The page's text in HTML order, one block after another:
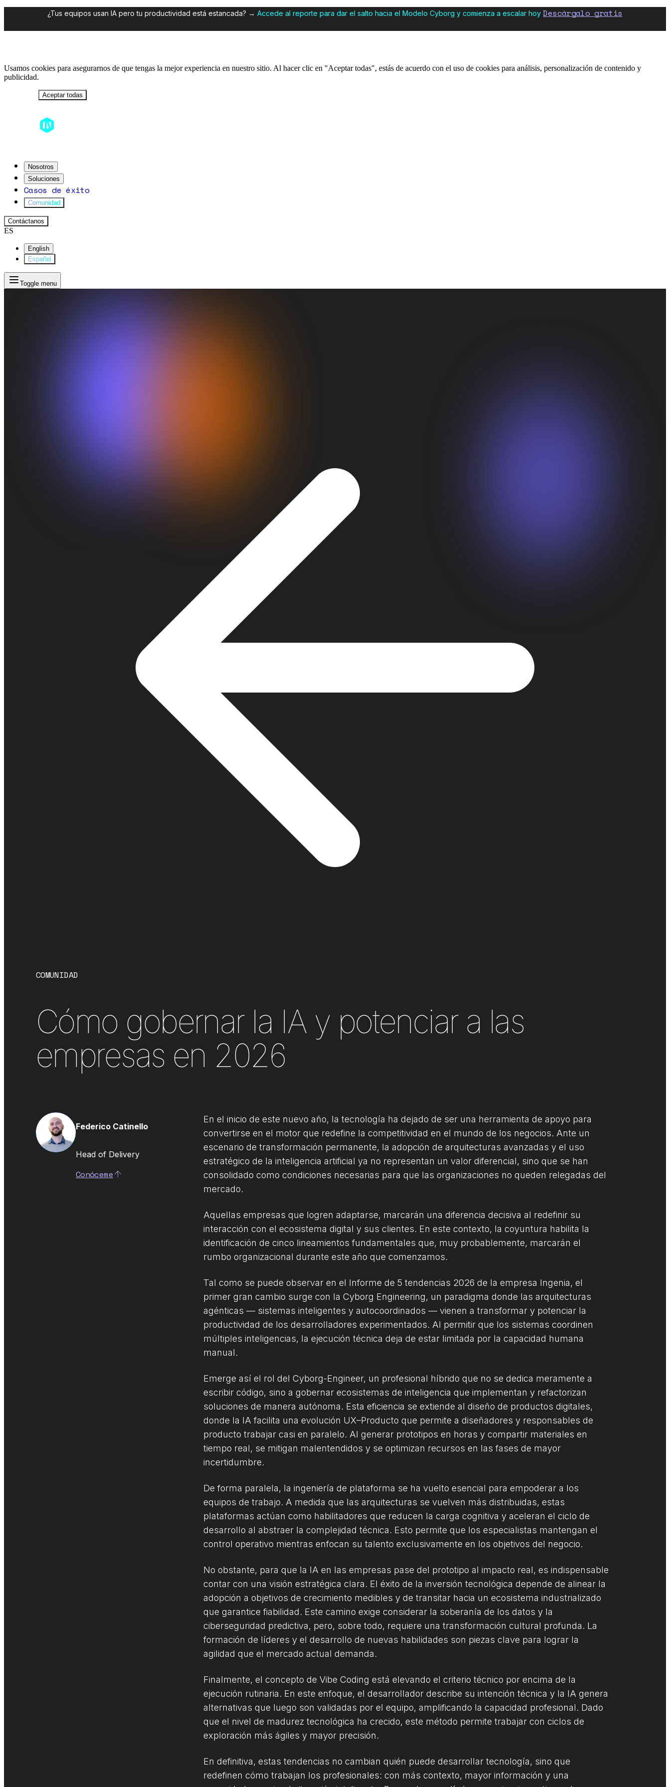
¿Tus equipos usan IA pero tu productividad está estancada? → Accede al reporte para dar el salto hacia el Modelo Cyborg y comienza a escalar hoy Descárgalo gratis
Usamos cookies para asegurarnos de que tengas la mejor experiencia en nuestro sitio. Al hacer clic en "Aceptar todas", estás de acuerdo con el uso de cookies para análisis, personalización de contenido y
publicidad.
Aceptar todas
Nosotros
Soluciones
Casos de éxito
Comunidad
Contáctanos
ES
English
Español
Toggle menu
COMUNIDAD
Cómo gobernar la IA y potenciar a las
empresas en 2026
Federico Catinello
Head of Delivery
Conóceme
En el inicio de este nuevo año, la tecnología ha dejado de ser una herramienta de apoyo para
convertirse en el motor que redefine la competitividad en el mundo de los negocios. Ante un
escenario de transformación permanente, la adopción de arquitecturas avanzadas y el uso
estratégico de la inteligencia artificial ya no representan un valor diferencial, sino que se han
consolidado como condiciones necesarias para que las organizaciones no queden relegadas del
mercado.
Aquellas empresas que logren adaptarse, marcarán una diferencia decisiva al redefinir su
interacción con el ecosistema digital y sus clientes. En este contexto, la coyuntura habilita la
identificación de cinco lineamientos fundamentales que, muy probablemente, marcarán el
rumbo organizacional durante este año que comenzamos.
Tal como se puede observar en el Informe de 5 tendencias 2026 de la empresa Ingenia, el
primer gran cambio surge con la Cyborg Engineering, un paradigma donde las arquitecturas
agénticas — sistemas inteligentes y autocoordinados — vienen a transformar y potenciar la
productividad de los desarrolladores experimentados. Al permitir que los sistemas coordinen
múltiples inteligencias, la ejecución técnica deja de estar limitada por la capacidad humana
manual.
Emerge así el rol del Cyborg-Engineer, un profesional híbrido que no se dedica meramente a
escribir código, sino a gobernar ecosistemas de inteligencia que implementan y refactorizan
soluciones de manera autónoma. Esta eficiencia se extiende al diseño de productos digitales,
donde la IA facilita una evolución UX–Producto que permite a diseñadores y responsables de
producto trabajar casi en paralelo. Al generar prototipos en horas y compartir materiales en
tiempo real, se mitigan malentendidos y se optimizan recursos en las fases de mayor
incertidumbre.
De forma paralela, la ingeniería de plataforma se ha vuelto esencial para empoderar a los
equipos de trabajo. A medida que las arquitecturas se vuelven más distribuidas, estas
plataformas actúan como habilitadores que reducen la carga cognitiva y aceleran el ciclo de
desarrollo al abstraer la complejidad técnica. Esto permite que los especialistas mantengan el
control operativo mientras enfocan su talento exclusivamente en los objetivos del negocio.
No obstante, para que la IA en las empresas pase del prototipo al impacto real, es indispensable
contar con una visión estratégica clara. El éxito de la inversión tecnológica depende de alinear la
adopción a objetivos de crecimiento medibles y de transitar hacia un ecosistema industrializado
que garantice fiabilidad. Este camino exige considerar la soberanía de los datos y la
ciberseguridad predictiva, pero, sobre todo, requiere una transformación cultural profunda. La
formación de líderes y el desarrollo de nuevas habilidades son piezas clave para lograr la
agilidad que el mercado actual demanda.
Finalmente, el concepto de Vibe Coding está elevando el criterio técnico por encima de la
ejecución rutinaria. En este enfoque, el desarrollador describe su intención técnica y la IA genera
alternativas que luego son validadas por el equipo, amplificando la capacidad profesional. Dado
que el nivel de madurez tecnológica ha crecido, este método permite trabajar con ciclos de
exploración más ágiles y mayor precisión.
En definitiva, estas tendencias no cambian quién puede desarrollar tecnología, sino que
redefinen cómo trabajan los profesionales: con más contexto, mayor información y una